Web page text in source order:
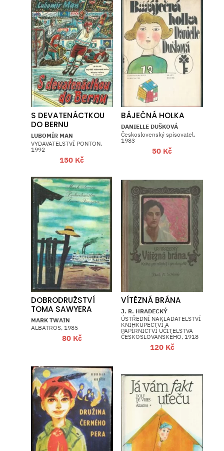
S DEVATENÁCTKOU
DO BERNU
LUBOMÍR MAN
VYDAVATELSTVÍ PONTON,
1992
150 Kč
BÁJEČNÁ HOLKA
DANIELLE DUŠKOVÁ
Československý spisovatel,
1983
50 Kč
DOBRODRUŽSTVÍ
TOMA SAWYERA
MARK TWAIN
ALBATROS, 1985
80 Kč
VÍTĚZNÁ BRÁNA
J. R. HRADECKÝ
ÚSTŘEDNÍ NAKLADATELSTVÍ
KNIHKUPECTVÍ A
PAPÍRNICTVÍ UČITELSTVA
ČESKOSLOVANSKÉHO, 1918
120 Kč